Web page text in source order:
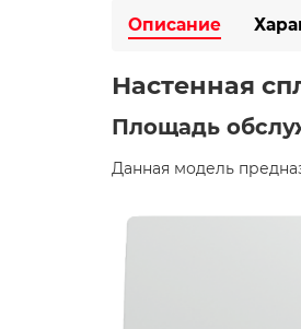
Описание
Настенная
Площадь
Данная модель